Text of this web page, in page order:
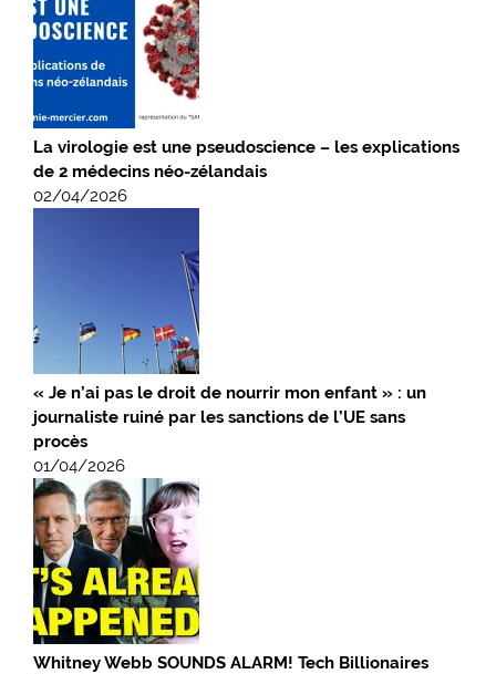
La virologie est une pseudoscience – les explications
de 2 médecins néo-zélandais
02/04/2026
« Je n’ai pas le droit de nourrir mon enfant » : un
journaliste ruiné par les sanctions de l’UE sans
procès
01/04/2026
Whitney Webb SOUNDS ALARM! Tech Billionaires